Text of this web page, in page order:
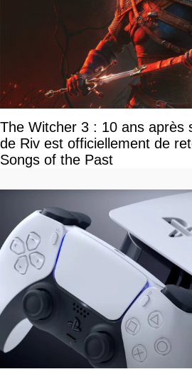
The Witcher 3 : 10 ans après
de Riv est officiellement de
Songs of the Past